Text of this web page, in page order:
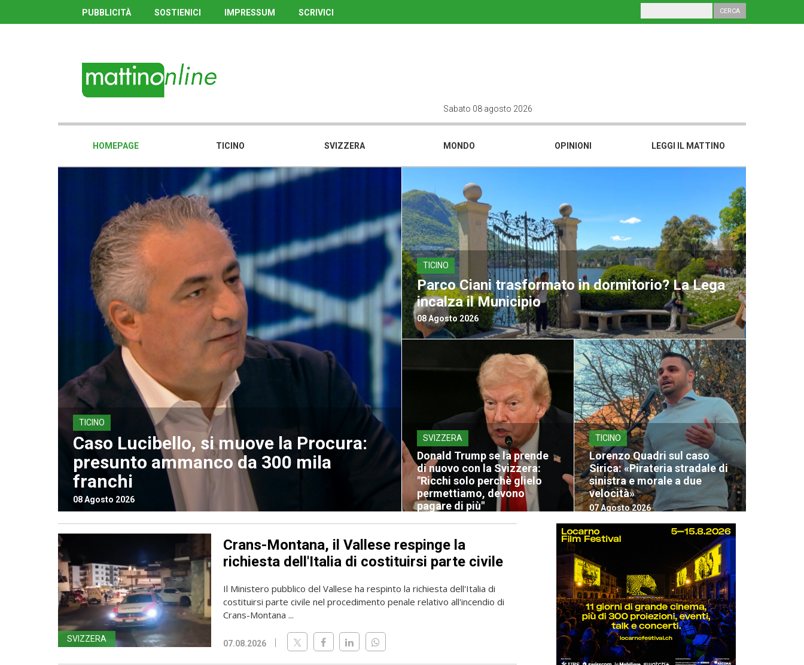
PUBBLICITÀ SOSTIENICI IMPRESSUM SCRIVICI
Sabato 08 agosto 2026
HOMEPAGE TICINO SVIZZERA MONDO OPINIONI LEGGI IL MATTINO
TICINO
Caso Lucibello, si muove la Procura:
presunto ammanco da 300 mila
franchi
08 Agosto 2026
TICINO
Parco Ciani trasformato in dormitorio? La Lega
incalza il Municipio
08 Agosto 2026
SVIZZERA
Donald Trump se la prende
di nuovo con la Svizzera:
"Ricchi solo perchè glielo
permettiamo, devono
pagare di più"
TICINO
Lorenzo Quadri sul caso
Sirica: «Pirateria stradale di
sinistra e morale a due
velocità»
07 Agosto 2026
SVIZZERA
Crans-Montana, il Vallese respinge la
richiesta dell'Italia di costituirsi parte civile
Il Ministero pubblico del Vallese ha respinto la richiesta dell'Italia di
costituirsi parte civile nel procedimento penale relativo all'incendio di
Crans-Montana ...
07.08.2026